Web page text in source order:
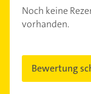
Noch keine
vorhanden.
Bewertung